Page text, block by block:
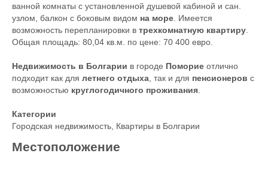
ванной комнаты с установленной душевой кабиной и сан.
узлом, балкон с боковым видом на море. Имеется
возможность перепланировки в трехкомнатную квартиру.
Общая площадь: 80,04 кв.м. по цене: 70 400 евро.
Недвижимость в Болгарии в городе Поморие отлично
подходит как для летнего отдыха, так и для пенсионеров с
возможностью круглогодичного проживания.
Категории
Городская недвижимость, Квартиры в Болгарии
Местоположение